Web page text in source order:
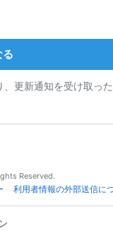
る
更新通知を受け取っ
Reserved.
利用者情報の外部送信に